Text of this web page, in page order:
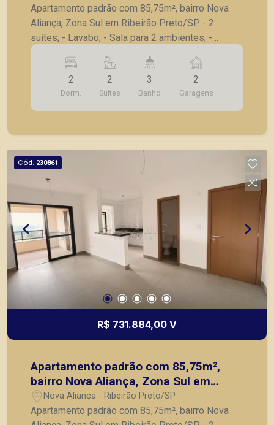
Apartamento padrão com 85,75m², bairro Nova
Aliança, Zona Sul em Ribeirão Preto/SP. - 2
suítes; - Lavabo; - Sala para 2 ambientes; -
Varanda gourmet com churrasqueira; - Cozinha; -
Lavanderia; - 2 vagas de garagem. A Piramid tem
como objetivo atender seus clientes com
agilidade e segurança, em locação, vendas de
imóveis prontos, usados ou mesmo nos
2
Dorm.
2
Suítes
3
Banho
2
Garagens
Cód. 230861
R$ 731.884,00 V
Apartamento padrão com 85,75m²,
bairro Nova Aliança, Zona Sul em
Ribeirão Preto/SP.
Nova Aliança - Ribeirão Preto/SP
Apartamento padrão com 85,75m², bairro Nova